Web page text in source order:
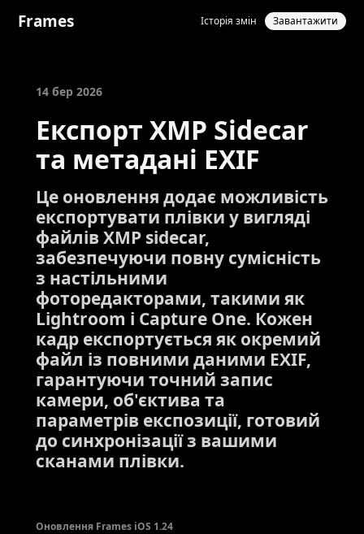
Frames Історія змін Завантажити
14 бер 2026
Експорт XMP Sidecar
та метадані EXIF
Це оновлення додає можливість
експортувати плівки у вигляді
файлів XMP sidecar,
забезпечуючи повну сумісність
з настільними
фоторедакторами, такими як
Lightroom і Capture One. Кожен
кадр експортується як окремий
файл із повними даними EXIF,
гарантуючи точний запис
камери, об'єктива та
параметрів експозиції, готовий
до синхронізації з вашими
сканами плівки.
Оновлення Frames iOS 1.24